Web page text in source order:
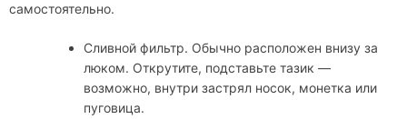
самостоятельно.
Сливной фильтр. Обычно расположен внизу за
люком. Открутите, подставьте тазик —
возможно, внутри застрял носок, монетка или
пуговица.